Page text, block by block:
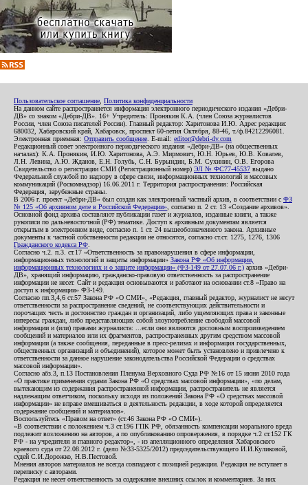
Пользовательское соглашение Политика конфиденциальности
На данном сайте распространяется информация электронного периодического издания «Дебри-
ДВ» со знаком «Дебри-ДВ». 16+ Учредитель: Пронякин К.А. (член Союза журналистов
России, член Союза писателей России). Главный редактор: Харитонова И.Ю. Адрес редакции:
680032, Хабаровский край, Хабаровск, проспект 60-летия Октября, 88-46, т./ф.84212296081.
Электронная приемная: Отправить сообщение . E-mail: editor@debri-dv.com
Редакционный совет электронного периодического издания «Дебри-ДВ» (на общественных
началах): К.А. Пронякин, И.Ю. Харитонова, А.Э. Мирмович, Ю.Н. Юрьев, Ю.В. Ковалев,
Л.Н. Левина, А.Ю. Жданов, Е.Н. Голубь, С.Н. Бурындин, Б.М. Сухинин, О.В. Егорова
Свидетельство о регистрации СМИ (Регистрационный номер) ЭЛ № ФС77-45537 выдано
Федеральной службой по надзору в сфере связи, информационных технологий и массовых
коммуникаций (Роскомнадзор) 16.06.2011 г. Территория распространения: Российская
Федерация, зарубежные страны.
В 2006 г. проект «Дебри-ДВ» был создан как электронный частный архив, в соответствии с ФЗ
№ 125 «Об архивном деле в Российской Федерации» , согласно п. 2 ст. 13 «Создание архивов».
Основной фонд архива составляют публикации газет и журналов, изданные книги, а также
рукописи по дальневосточной (РФ) тематике. Доступ к архивным документам является
открытым в электронном виде, согласно п. 1 ст. 24 вышеобозначенного закона. Архивные
документы к частной собственности редакции не относятся, согласно ст.ст. 1275, 1276, 1306
Гражданского кодекса РФ
Согласно ч.2. п.3. ст.17 «Ответственность за правонарушения в сфере информации,
информационных технологий и защиты информации» Закона РФ «Об информации,
информационных технологиях и о защите информации» (ФЗ-149 от 27.07.06 г.) архив «Дебри-
ДВ», хранящий информацию, гражданско-правовую ответственность за распространение
информации не несет. Сайт и редакция основываются и работают на основании ст.8 «Право на
доступ к информации» ФЗ-149.
Согласно пп.3,4,6 ст.57 Закона РФ «О СМИ», «Редакция, главный редактор, журналист не несут
ответственности за распространение сведений, не соответствующих действительности и
порочащих честь и достоинство граждан и организаций, либо ущемляющих права и законные
интересы граждан, либо представляющих собой злоупотребление свободой массовой
информации и (или) правами журналиста: ...если они являются дословным воспроизведением
сообщений и материалов или их фрагментов, распространенных другим средством массовой
информации (а также сообщения, переданные в пресс-релизах и информация государственных,
общественных организаций и объединений), которое может быть установлено и привлечено к
ответственности за данное нарушение законодательства Российской Федерации о средствах
массовой информации».
Согласно абз.3, п.13 Постановления Пленума Верховного Суда РФ №16 от 15 июня 2010 года
«О практике применения судами Закона РФ «О средствах массовой информации», «по делам,
вытекающим из содержания распространенной информации, распространитель не является
надлежащим ответчиком, поскольку исходя из положений Закона РФ «О средствах массовой
информации» не вправе вмешиваться в деятельность редакции, в ходе которой определяется
содержание сообщений и материалов».
Воспользуйтесь «Правом на ответ» (ст.46 Закона РФ «О СМИ»).
«В соответствии с положением ч.3 ст.196 ГПК РФ, обязанность компенсации морального вреда
подлежит возложению на авторов, а по опубликованию опровержения, в порядке ч.2 ст.152 ГК
РФ - на учредителя и главного редактор», - из апелляционного определения Хабаровского
краевого суда от 22.08.2012 г. (дело №33-5325/2012) председательствующего И.И.Куликовой,
судей С.И.Дорожко, Н.В.Пестовой.
Мнения авторов материалов не всегда совпадают с позицией редакции. Редакция не вступает в
переписку с авторами.
Редакция не несет ответственность за содержание внешних ссылок и комментариев. За них